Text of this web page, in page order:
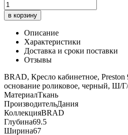
в корзину
Описание
Характеристики
Доставка и сроки поставки
Отзывы
BRAD, Кресло кабинетное, Preston
основание роликовое, черный, Ш/
МатериалТкань
ПроизводительДания
КоллекцияBRAD
Глубина69.5
Ширина67